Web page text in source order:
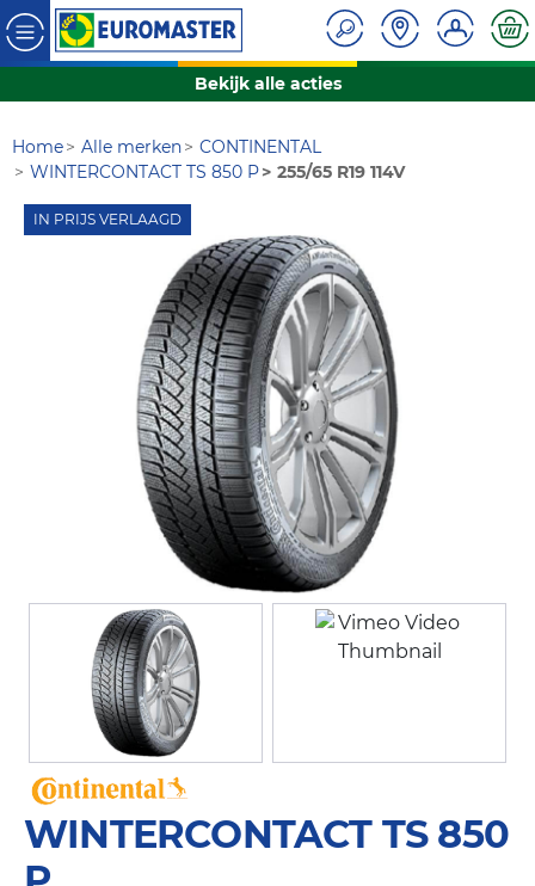
Bekijk alle acties
Home Alle merken
CONTINENTAL
WINTERCONTACT TS 850 P
255/65 R19 114V
IN PRIJS VERLAAGD
WINTERCONTACT TS 850